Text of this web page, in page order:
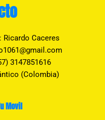
Ricardo Caceres
3147851616
(Colombia)
Movil